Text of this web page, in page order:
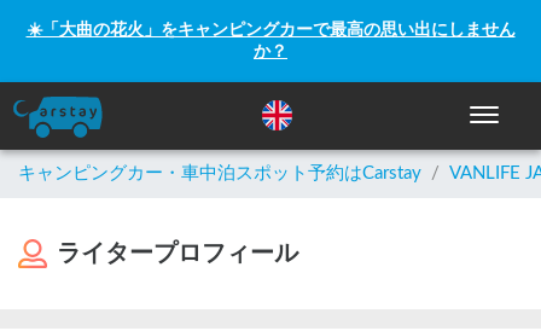
☀️「大曲の花火」をキャンピングカーで最高の思い出にしません
か？
ナビゲ
キャンピングカー・車中泊スポット予約はCarstay / VANLIFE
ライタープロフィール